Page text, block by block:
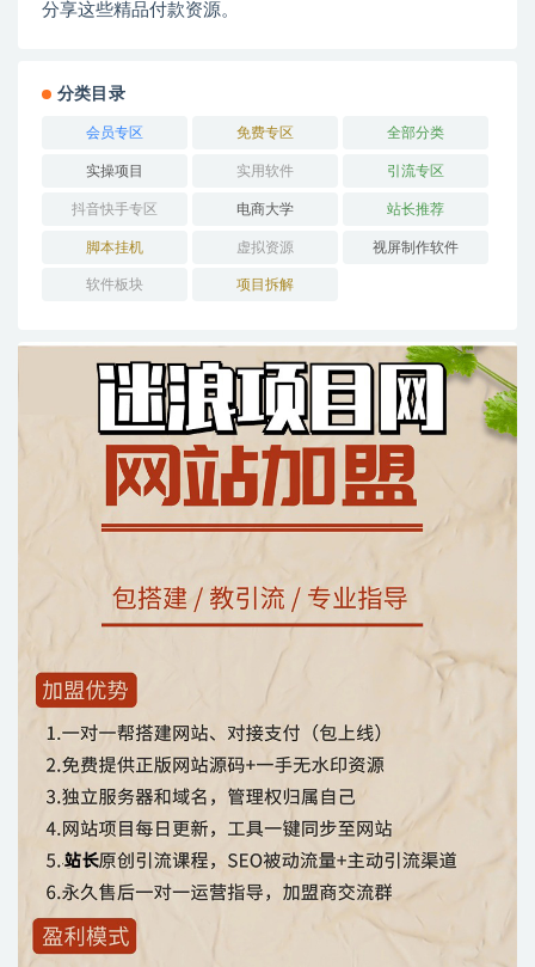
分享这些精品付款资源。
分类目录
会员专区 免费专区 全部分类
实操项目 实用软件 引流专区
抖音快手专区 电商大学 站长推荐
脚本挂机 虚拟资源 视屏制作软件
软件板块 项目拆解